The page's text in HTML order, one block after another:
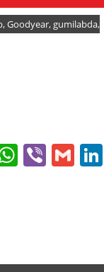
,Goodyear, gumilabda,
Viber